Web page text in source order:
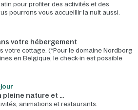
pour profiter des activités et des
pourrons vous accueillir la nuit aussi.
votre hébergement
votre cottage. (*Pour le domaine Nordborg
en Belgique, le check-in est possible
pleine nature et …
animations et restaurants.